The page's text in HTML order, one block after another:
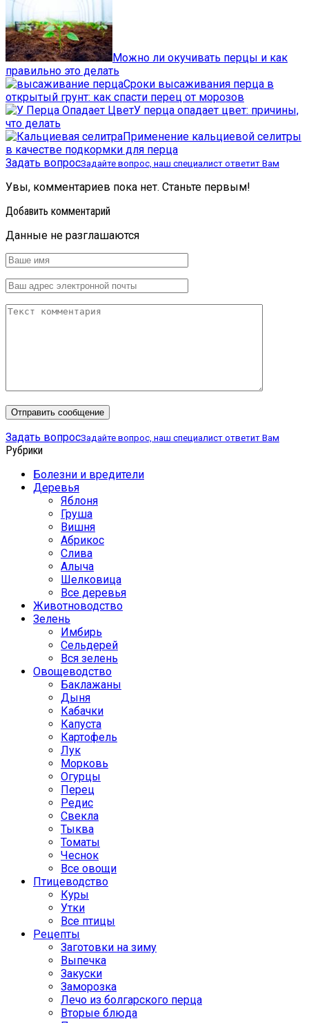
Можно ли окучивать перцы и как
правильно это делать
Сроки высаживания перца в
открытый грунт: как спасти перец от морозов
У перца опадает цвет: причины,
что делать
Применение кальциевой селитры
в качестве подкормки для перца
Задать вопросЗадайте вопрос, наш специалист ответит Вам
Увы, комментариев пока нет. Станьте первым!
Добавить комментарий
Данные не разглашаются
Задать вопросЗадайте вопрос, наш специалист ответит Вам
Рубрики
Болезни и вредители
Деревья
Яблоня
Груша
Вишня
Абрикос
Слива
Алыча
Шелковица
Все деревья
Животноводство
Зелень
Имбирь
Сельдерей
Вся зелень
Овощеводство
Баклажаны
Дыня
Кабачки
Капуста
Картофель
Лук
Морковь
Огурцы
Перец
Редис
Свекла
Тыква
Томаты
Чеснок
Все овощи
Птицеводство
Куры
Утки
Все птицы
Рецепты
Заготовки на зиму
Выпечка
Закуски
Заморозка
Лечо из болгарского перца
Вторые блюда